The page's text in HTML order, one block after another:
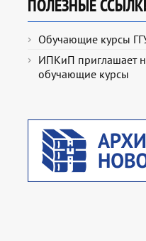
ПОЛЕЗНЫЕ
Обучающие курсы
ИПКиП приглашает
обучающие курсы